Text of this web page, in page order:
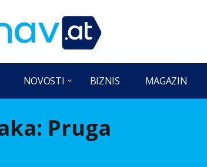
NOVOSTI BIZNIS MAGAZIN
Pruga